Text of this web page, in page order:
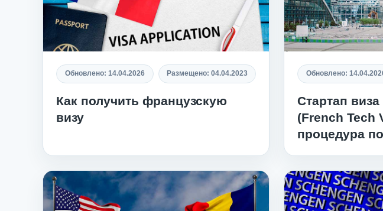
Обновлено: 14.04.2026 Размещено: 04.04.2023
Как получить французскую
визу
Обновлено:
Стартап
(French Tech
процедура